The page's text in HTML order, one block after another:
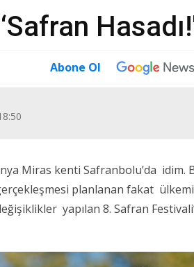
Abone Ol
Miras kenti Safranbolu’da idim.
planlanan fakat
yapılan 8. Safran